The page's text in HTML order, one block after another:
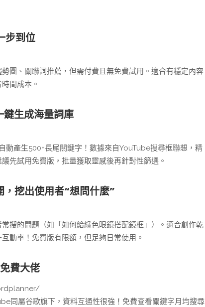
步到位
圖、關聯詞推薦，但需付費且無免費試用。適合有穩定內容
間成本。
生成海量詞庫
動產生500+長尾關鍵字！數據來自YouTube搜尋框聯想，精
先試用免費版，批量獲取靈感後再針對性篩選。
挖出使用者“想問什麼”
搜的問題（如「如何給綠色眼鏡搭配鏡框」）。適合創作乾
動率！免費版有限額，但足夠日常使用。
費大佬
同屬谷歌旗下，資料互通性很強！免費查看關鍵字月均搜尋